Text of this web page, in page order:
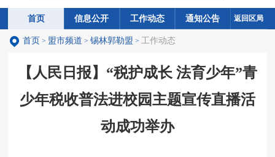
首页 信息公开 工作动态 通知公告
首页 信息公开 工作动态 通知公告 返回区局
首页 > 盟市频道 > 锡林郭勒盟 > 工作动态
【人民日报】“税护成长 法育少年”青
少年税收普法进校园主题宣传直播活
动成功举办